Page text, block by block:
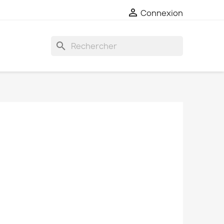
 Connexion
search